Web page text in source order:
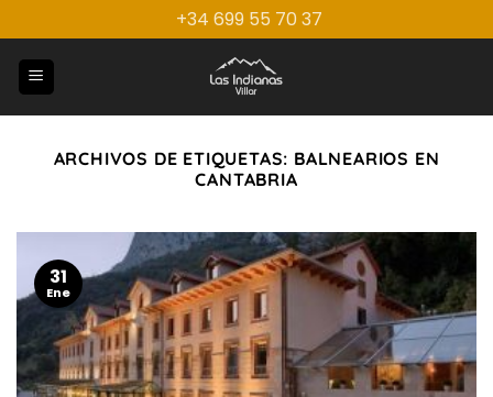
al
contenido
+34 699 55 70 37
ARCHIVOS DE ETIQUETAS: BALNEARIOS EN
CANTABRIA
31
Ene